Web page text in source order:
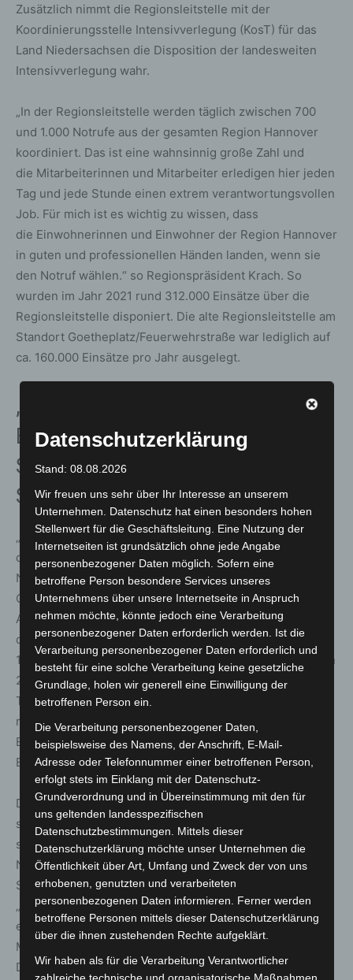
Zusätzlich nimmt die Regionsleitstelle mit der
Koordinierungsstelle Intensivverlegung (KosT) für das
Land Niedersachsen die Disposition der landesweiten
Intensivverlegung wahr.
„In der Regionsleitstelle werden täglich zwischen 700
und 1.000 Notrufe aus der gesamten Region Hannover
koordiniert. Das ist eine wahnsinnig große Zahl und
die Mitarbeiterinnen und Mitarbeiter erledigen hier jeden
Tag und jede Stunde einen extrem verantwortungsvollen
Job. Für mich ist es wichtig zu wissen, dass
die Einwohnerinnen und Einwohner der Region Hannover
in guten und professionellen Händen landen, wenn sie
den Notruf wählen.“ so Regionspräsident Krach. So
wurden im Jahr 2021 rund 312.000 Einsätze über die
Regionsleitstelle disponiert. Die alte Regionsleitstelle am
Standort Goetheplatz/Feuerwehrstraße war lediglich auf
ca. 160.000 Einsätze pro Jahr ausgelegt.
„Sturmtaufe“ – rund 3.200
Einsätzen innerhalb von 36
Stunden (Freitag bis
Sonnabendmittag) koordiniert
„Durch die stärkere Digitalisierung konnten wir zudem
die Dienstleistungsqualität deutlich erhöhen und die
Notfallversorgung signifikant verbessern“, betont
Oberbürgermeister Onay mit Bezug auf die moderne
Ausstattung der neuen Regionsleitstelle. Am Standort
der Feuer- und Rettungswache 1 stehen den insgesamt
100 Mitarbeitenden der Regionsleitstelle an 365 Tagen in
24 Stunden insgesamt 19 Dispositionstische der neusten
Technik zur Verfügung. Zusätzlich können zehn
reine Notrufannahmeplätze bei erhöhtem
Einsatzaufkommen, zum Beispiel bei Unwetterlagen, in
Betrieb genommen werden.
Darüber hinaus kann seit 2019 in Hannover-Stöcken eine
sogenannte Redundanz- oder Ausweichleitstelle mit
sechs Dispositionstischen und zwölf
Notrufannahmeplätze genutzt werden. Die
Sturmtieffronten der vergangenen Woche wurden als
„Stresstest“ genutzt und die eingehenden Notrufe
erfolgreich über die neue Regionsleitstelle abgearbeitet.
Mittels dieser ersten „Sturmtaufe“, welche die
Disposition von rund 3.200 Einsätzen innerhalb von 36
Datenschutzerklärung
Stand: 08.08.2026
Wir freuen uns sehr über Ihr Interesse an unserem
Unternehmen. Datenschutz hat einen besonders hohen
Stellenwert für die Geschäftsleitung. Eine Nutzung der
Internetseiten ist grundsätzlich ohne jede Angabe
personenbezogener Daten möglich. Sofern eine
betroffene Person besondere Services unseres
Unternehmens über unsere Internetseite in Anspruch
nehmen möchte, könnte jedoch eine Verarbeitung
personenbezogener Daten erforderlich werden. Ist die
Verarbeitung personenbezogener Daten erforderlich und
besteht für eine solche Verarbeitung keine gesetzliche
Grundlage, holen wir generell eine Einwilligung der
betroffenen Person ein.
Die Verarbeitung personenbezogener Daten,
beispielsweise des Namens, der Anschrift, E-Mail-
Adresse oder Telefonnummer einer betroffenen Person,
erfolgt stets im Einklang mit der Datenschutz-
Grundverordnung und in Übereinstimmung mit den für
uns geltenden landesspezifischen
Datenschutzbestimmungen. Mittels dieser
Datenschutzerklärung möchte unser Unternehmen die
Öffentlichkeit über Art, Umfang und Zweck der von uns
erhobenen, genutzten und verarbeiteten
personenbezogenen Daten informieren. Ferner werden
betroffene Personen mittels dieser Datenschutzerklärung
über die ihnen zustehenden Rechte aufgeklärt.
Wir haben als für die Verarbeitung Verantwortlicher